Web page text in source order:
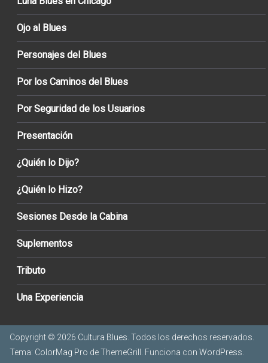
Ojo al Blues
Personajes del Blues
Por los Caminos del Blues
Por Seguridad de los Usuarios
Presentación
¿Quién lo Dijo?
¿Quién lo Hizo?
Sesiones Desde la Cabina
Suplementos
Tributo
Una Experiencia
Copyright © 2026 Cultura Blues. Todos los derechos reservados.
Tema: ColorMag Pro de ThemeGrill. Funciona con WordPress.